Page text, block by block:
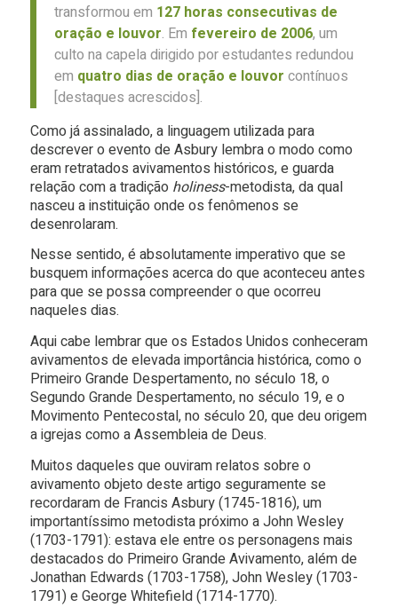
transformou em 127 horas consecutivas de
oração e louvor. Em fevereiro de 2006, um
culto na capela dirigido por estudantes redundou
em quatro dias de oração e louvor contínuos
[destaques acrescidos].
Como já assinalado, a linguagem utilizada para
descrever o evento de Asbury lembra o modo como
eram retratados avivamentos históricos, e guarda
relação com a tradição holiness-metodista, da qual
nasceu a instituição onde os fenômenos se
desenrolaram.
Nesse sentido, é absolutamente imperativo que se
busquem informações acerca do que aconteceu antes
para que se possa compreender o que ocorreu
naqueles dias.
Aqui cabe lembrar que os Estados Unidos conheceram
avivamentos de elevada importância histórica, como o
Primeiro Grande Despertamento, no século 18, o
Segundo Grande Despertamento, no século 19, e o
Movimento Pentecostal, no século 20, que deu origem
a igrejas como a Assembleia de Deus.
Muitos daqueles que ouviram relatos sobre o
avivamento objeto deste artigo seguramente se
recordaram de Francis Asbury (1745-1816), um
importantíssimo metodista próximo a John Wesley
(1703-1791): estava ele entre os personagens mais
destacados do Primeiro Grande Avivamento, além de
Jonathan Edwards (1703-1758), John Wesley (1703-
1791) e George Whitefield (1714-1770).